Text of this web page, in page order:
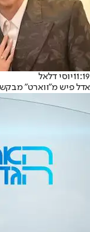
11:19יוסי דלאל
אדל פיש מ"ווארט"